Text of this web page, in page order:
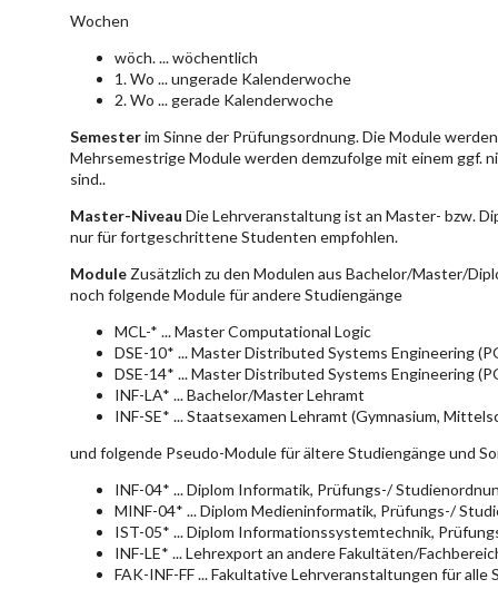
Wochen
wöch. ... wöchentlich
1. Wo ... ungerade Kalenderwoche
2. Wo ... gerade Kalenderwoche
Semesterim Sinne der Prüfungsordnung. Die Module
Mehrsemestrige Module werden demzufolge mit einem ggf.
sind..
Master-Niveau Die Lehrveranstaltung ist an Master- bzw.
nur für fortgeschrittene Studenten empfohlen.
Module Zusätzlich zu den Modulen aus Bachelor/Master/
noch folgende Module für andere Studiengänge
MCL-* ... Master Computational Logic
DSE-10* ... Master Distributed Systems Engineering
DSE-14* ... Master Distributed Systems Engineering
INF-LA* ... Bachelor/Master Lehramt
INF-SE* ... Staatsexamen Lehramt (Gymnasium,
und folgende Pseudo-Module für ältere Studiengänge und
INF-04* ... Diplom Informatik, Prüfungs-/
MINF-04* ... Diplom Medieninformatik, Prüfungs-/
IST-05* ... Diplom Informationssystemtechnik,
INF-LE* ... Lehrexport an andere Fakultäten/
FAK-INF-FF ... Fakultative Lehrveranstaltungen für